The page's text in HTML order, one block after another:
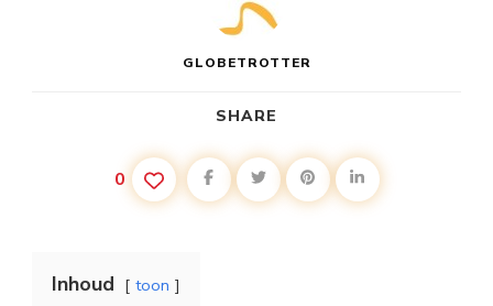
GLOBETROTTER
SHARE
0
Inhoud toon